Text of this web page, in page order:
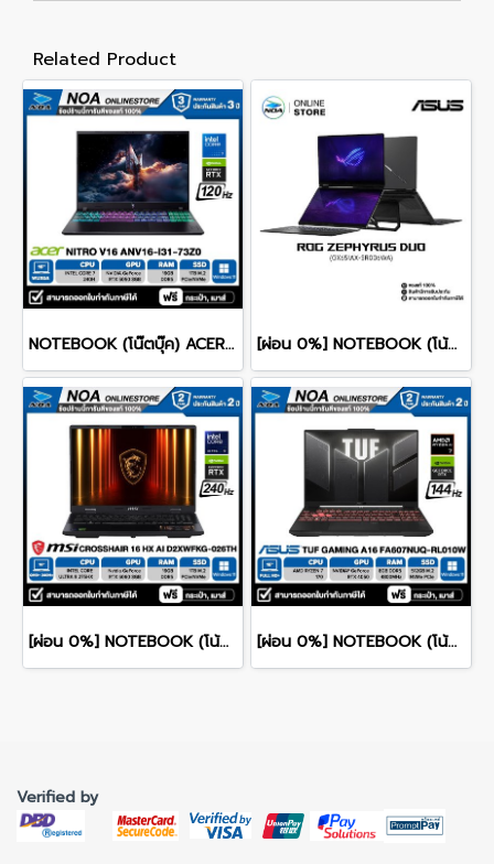
Related Product
NOTEBOOK (โน๊ตบุ๊ค) ACER NITRO V 16 ANV16-I31-73Z0 16-inch WUXGA/CORE 7 240H/16GB/SSD 1TB/RTX 5060/WINDOWS 11 รับประกันซ่อมฟรีถึงบ้าน 3ปี [ผ่อน 0%] NOTEBOOK (โน้ตบุ๊ก) ASUS ROG ZEPHYRUS DUO 16 GX651AX-SR006WA 16" 3K OLED 120Hz Touchscreen/ULTRA 9 386H/64GB/SSD 2TB/RTX 5090/WINDOWS 11+MS OFFICE รับประกันศูนย์ไทย 3ปี
[ผ่อน 0%] NOTEBOOK (โน้ตบุ๊ก) MSI CROSSHAIR 16 HX AI D2XWFKG-026TH 16" QHD+ 240Hz/CORE ULTRA 9 275HX/RAM 16GB/SSD 1B/RTX 5060/WINDOWS /11+OFFICE รับประกันศูนย์ไทย 2ปี [ผ่อน 0%] NOTEBOOK (โน้ตบุ๊ค) ASUS TUF GAMING A16 FA607NUQ-RL010W - 16" WUXGA 144Hz/RYZEN 7 170/RAM 8GB/SSD 512GB/RTX 4050/WINDOWS 11+MS OFFICE รับประกันศูนย์ไทย 2ปี
Verified by